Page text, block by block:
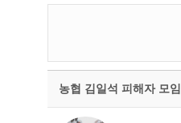
워킹
농협 김일석 피해자 모임